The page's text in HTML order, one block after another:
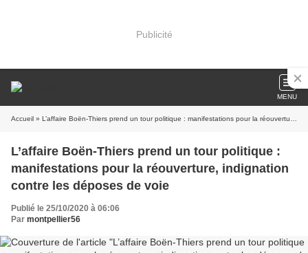
Publicité
MENU
Accueil » L’affaire Boën-Thiers prend un tour politique : manifestations pour la réouverture, indignation contre les déposes de voie
L’affaire Boën-Thiers prend un tour politique :
manifestations pour la réouverture, indignation
contre les déposes de voie
Publié le 25/10/2020 à 06:06
Par montpellier56